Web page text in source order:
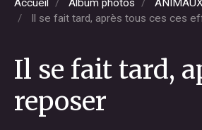
Il se fait tard, après tous ces ces
Il se fait tard,
reposer